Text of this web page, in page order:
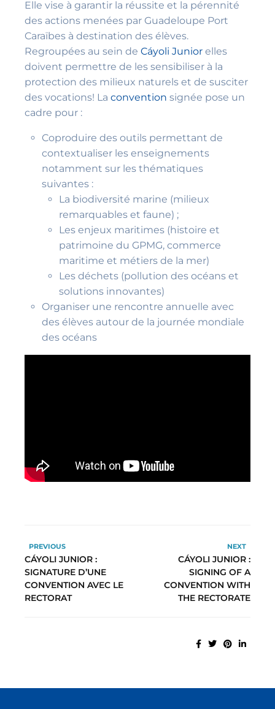
Elle vise à garantir la réussite et la pérennité
des actions menées par Guadeloupe Port
Caraïbes à destination des élèves.
Regroupées au sein de Cáyoli Junior elles
doivent permettre de les sensibiliser à la
protection des milieux naturels et de susciter
des vocations! La convention signée pose un
cadre pour :
Coproduire des outils permettant de
contextualiser les enseignements
notamment sur les thématiques
suivantes :
La biodiversité marine (milieux
remarquables et faune) ;
Les enjeux maritimes (histoire et
patrimoine du GPMG, commerce
maritime et métiers de la mer)
Les déchets (pollution des océans et
solutions innovantes)
Organiser une rencontre annuelle avec
des élèves autour de la journée mondiale
des océans
PREVIOUS
CÁYOLI JUNIOR :
SIGNATURE D’UNE
CONVENTION AVEC LE
RECTORAT
NEXT
CÁYOLI JUNIOR :
SIGNING OF A
CONVENTION WITH
THE RECTORATE